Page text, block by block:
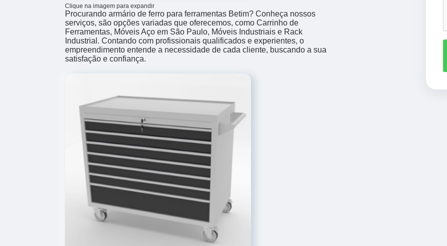
Clique na imagem para expandir
Procurando armário de ferro para ferramentas Betim? Conheça nossos
serviços, são opções variadas que oferecemos, como Carrinho de
Ferramentas, Móveis Aço em São Paulo, Móveis Industriais e Rack
Industrial. Contando com profissionais qualificados e experientes, o
empreendimento entende a necessidade de cada cliente, buscando a sua
satisfação e confiança.